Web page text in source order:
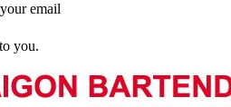
your email
you.